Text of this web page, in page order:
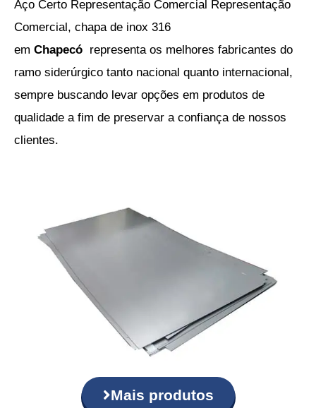
Aço Certo Representação Comercial Representação
Comercial, chapa de inox 316
em Chapecó representa os melhores fabricantes do
ramo siderúrgico tanto nacional quanto internacional,
sempre buscando levar opções em produtos de
qualidade a fim de preservar a confiança de nossos
clientes.
Mais produtos